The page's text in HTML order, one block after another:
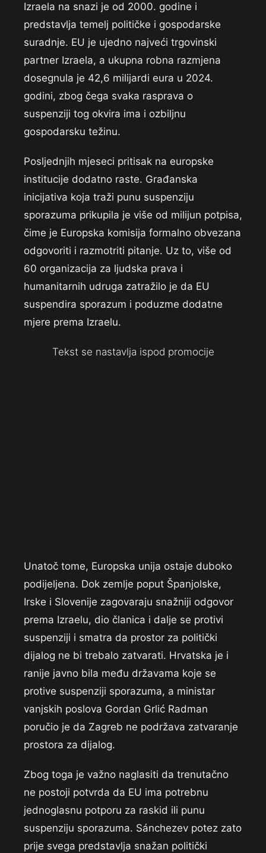
Izraela na snazi je od 2000. godine i
predstavlja temelj političke i gospodarske
suradnje. EU je ujedno najveći trgovinski
partner Izraela, a ukupna robna razmjena
dosegnula je 42,6 milijardi eura u 2024.
godini, zbog čega svaka rasprava o
suspenziji tog okvira ima i ozbiljnu
gospodarsku težinu.
Posljednjih mjeseci pritisak na europske
institucije dodatno raste. Građanska
inicijativa koja traži punu suspenziju
sporazuma prikupila je više od milijun potpisa,
čime je Europska komisija formalno obvezana
odgovoriti i razmotriti pitanje. Uz to, više od
60 organizacija za ljudska prava i
humanitarnih udruga zatražilo je da EU
suspendira sporazum i poduzme dodatne
mjere prema Izraelu.
Tekst se nastavlja ispod promocije
Unatoč tome, Europska unija ostaje duboko
podijeljena. Dok zemlje poput Španjolske,
Irske i Slovenije zagovaraju snažniji odgovor
prema Izraelu, dio članica i dalje se protivi
suspenziji i smatra da prostor za politički
dijalog ne bi trebalo zatvarati. Hrvatska je i
ranije javno bila među državama koje se
protive suspenziji sporazuma, a ministar
vanjskih poslova Gordan Grlić Radman
poručio je da Zagreb ne podržava zatvaranje
prostora za dijalog.
Zbog toga je važno naglasiti da trenutačno
ne postoji potvrda da EU ima potrebnu
jednoglasnu potporu za raskid ili punu
suspenziju sporazuma. Sánchezev potez zato
prije svega predstavlja snažan politički